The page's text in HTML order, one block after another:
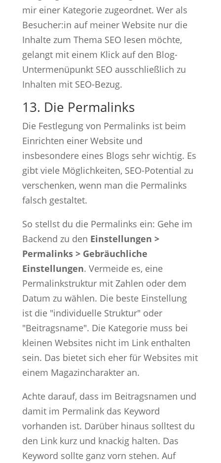
mir einer Kategorie zugeordnet. Wer als
Besucher:in auf meiner Website nur die
Inhalte zum Thema SEO lesen möchte,
gelangt mit einem Klick auf den Blog-
Untermenüpunkt SEO ausschließlich zu
Inhalten mit SEO-Bezug.
13. Die Permalinks
Die Festlegung von Permalinks ist beim
Einrichten einer Website und
insbesondere eines Blogs sehr wichtig. Es
gibt viele Möglichkeiten, SEO-Potential zu
verschenken, wenn man die Permalinks
falsch gestaltet.
So stellst du die Permalinks ein: Gehe im
Backend zu den Einstellungen >
Permalinks > Gebräuchliche
Einstellungen. Vermeide es, eine
Permalinkstruktur mit Zahlen oder dem
Datum zu wählen. Die beste Einstellung
ist die "individuelle Struktur" oder
"Beitragsname". Die Kategorie muss bei
kleinen Websites nicht im Link enthalten
sein. Das bietet sich eher für Websites mit
einem Magazincharakter an.
Achte darauf, dass im Beitragsnamen und
damit im Permalink das Keyword
vorhanden ist. Darüber hinaus solltest du
den Link kurz und knackig halten. Das
Keyword sollte ganz vorn stehen. Auf